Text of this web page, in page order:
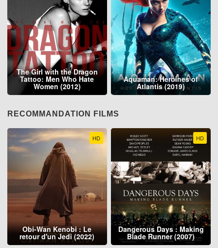
The Girl with the Dragon
Tattoo: Men Who Hate
Women (2012)
Aquaman: Heroines of
Atlantis (2019)
RECOMMANDATION FILMS
HD
Obi-Wan Kenobi : Le
retour d'un Jedi (2022)
HD
Dangerous Days : Making
Blade Runner (2007)